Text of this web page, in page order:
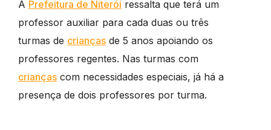
A Prefeitura de Niterói ressalta que terá um
professor auxiliar para cada duas ou três
turmas de criançasde 5 anos apoiando os
professores regentes. Nas turmas com
criançascom necessidades especiais, já há a
presença de dois professores por turma.